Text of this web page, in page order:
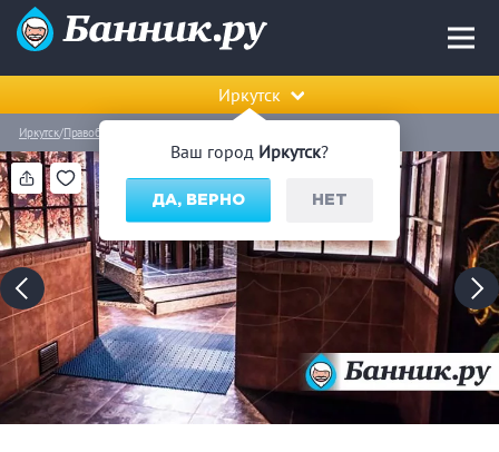
Ваш город Иркутск?
ДА, ВЕРНО НЕТ
Иркутск
Иркутск Правобережный округ